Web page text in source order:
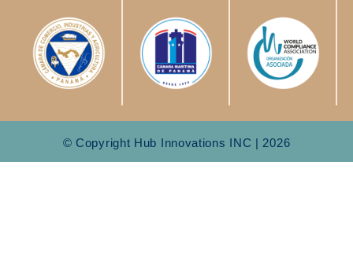
© Copyright Hub Innovations INC | 2026